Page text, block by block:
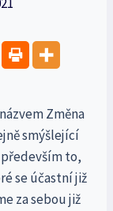
Změna
smýšlející
to,
se účastní již
za sebou již